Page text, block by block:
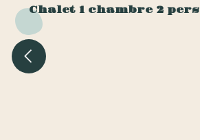
Chalet 1 chambre 2